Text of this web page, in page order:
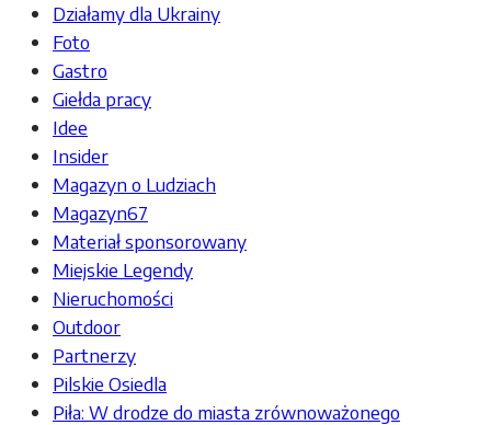
Działamy dla Ukrainy
Foto
Gastro
Giełda pracy
Idee
Insider
Magazyn o Ludziach
Magazyn67
Materiał sponsorowany
Miejskie Legendy
Nieruchomości
Outdoor
Partnerzy
Pilskie Osiedla
Piła: W drodze do miasta zrównoważonego